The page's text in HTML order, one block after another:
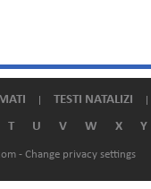
TESTI NATALIZI
T U V W X Y
- Change privacy settings